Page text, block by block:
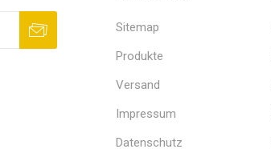
Sitemap
Produkte
Versand
Impressum
Datenschutz